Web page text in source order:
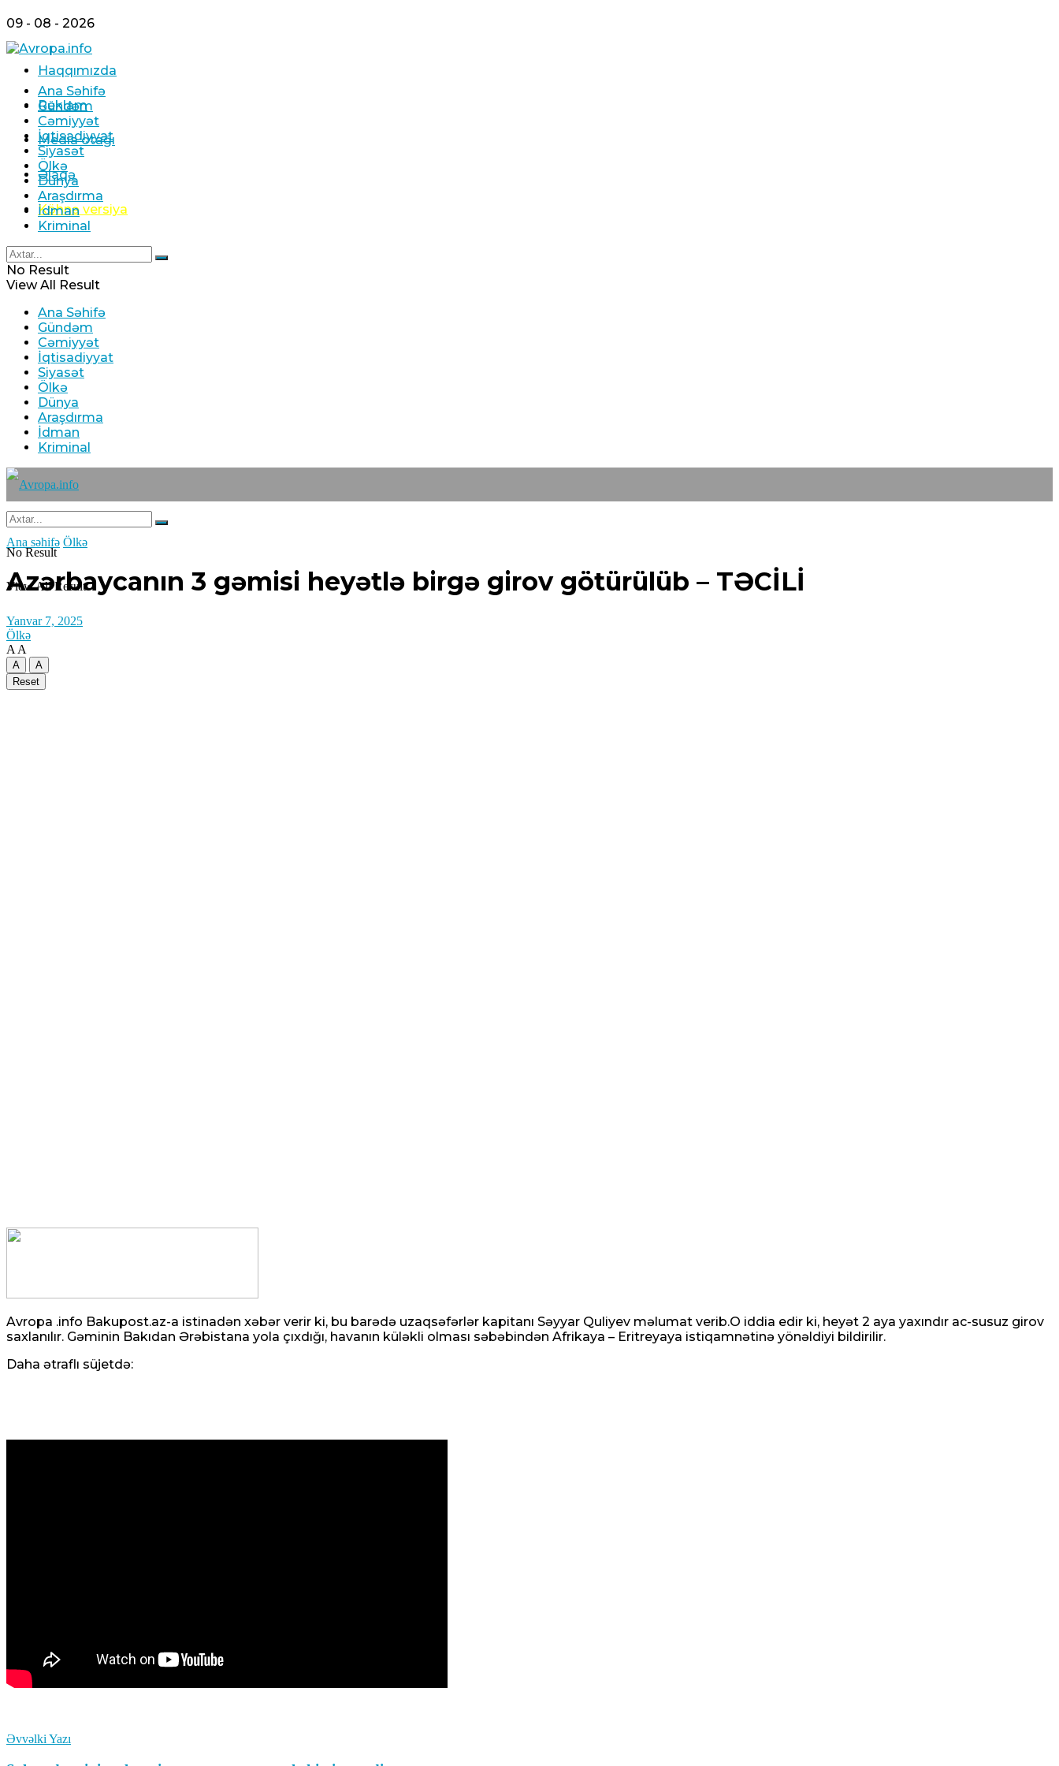
09 - 08 - 2026
Haqqımızda
Reklam
Media otağı
Əlaqə
Köhnə versiya
Ana Səhifə
Gündəm
Cəmiyyət
İqtisadiyyat
Siyasət
Ölkə
Dünya
Araşdırma
İdman
Kriminal
No Result
View All Result
Ana Səhifə
Gündəm
Cəmiyyət
İqtisadiyyat
Siyasət
Ölkə
Dünya
Araşdırma
İdman
Kriminal
No Result
View All Result
Ana səhifə Ölkə
Azərbaycanın 3 gəmisi heyətlə birgə girov götürülüb – TƏCİLİ
Yanvar 7, 2025
Ölkə
A A
A
A
Reset
Avropa .info Bakupost.az-a istinadən xəbər verir ki, bu barədə uzaqsəfərlər kapitanı Səyyar Quliyev məlumat verib.O iddia edir ki, heyət 2 aya yaxındır ac-susuz girov
saxlanılır. Gəminin Bakıdan Ərəbistana yola çıxdığı, havanın küləkli olması səbəbindən Afrikaya – Eritreyaya istiqamnətinə yönəldiyi bildirilir.
Daha ətraflı süjetdə:
Əvvəlki Yazı